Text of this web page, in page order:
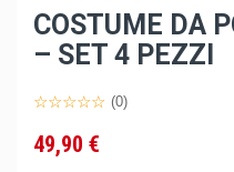
COSTUME DA
– SET 4 PEZZI
(0)
49,90 €